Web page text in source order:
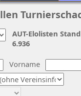
Vorname
AUT-Elolisten
6.936